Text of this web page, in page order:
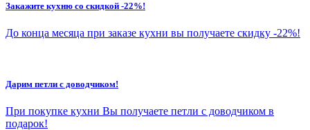
Закажите кухню со скидкой -22%!
До конца месяца при заказе кухни вы получаете скидку -22%!
Дарим петли с доводчиком!
При покупке кухни Вы получаете петли с доводчиком в
подарок!